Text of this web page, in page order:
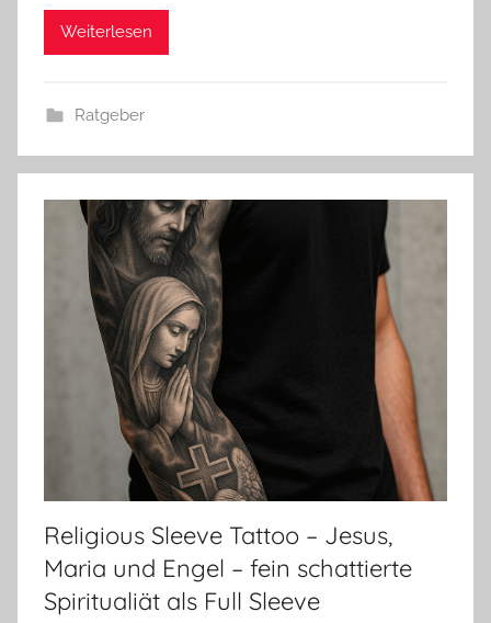
Weiterlesen
Ratgeber
Religious Sleeve Tattoo – Jesus,
Maria und Engel – fein schattierte
Spiritualiät als Full Sleeve